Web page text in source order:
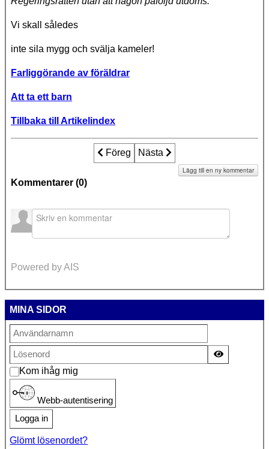
Vi skall således
inte sila mygg och svälja kameler!
Farliggörande av föräldrar
Att ta ett barn
Tillbaka till Artikelindex
Föregående artikel: Att utnämna
Föreg Nästa artikel: Askungar
Nästa
Kommentarer (0)
Lägg till en ny kommentar
Powered by AIS
MINA SIDOR
Kom ihåg mig
Webb-autentisering
Logga in
Glömt lösenordet?